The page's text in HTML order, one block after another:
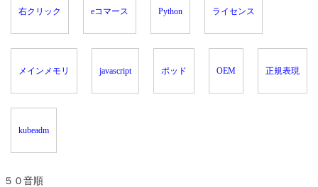
右クリック eコマース Python ライセンス
メインメモリ javascript ポッド OEM 正規表現
kubeadm
５０音順